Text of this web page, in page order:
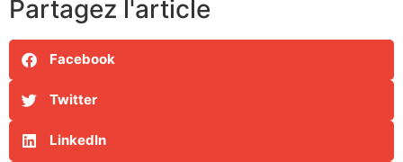
Partagez l'article
Facebook
Twitter
LinkedIn